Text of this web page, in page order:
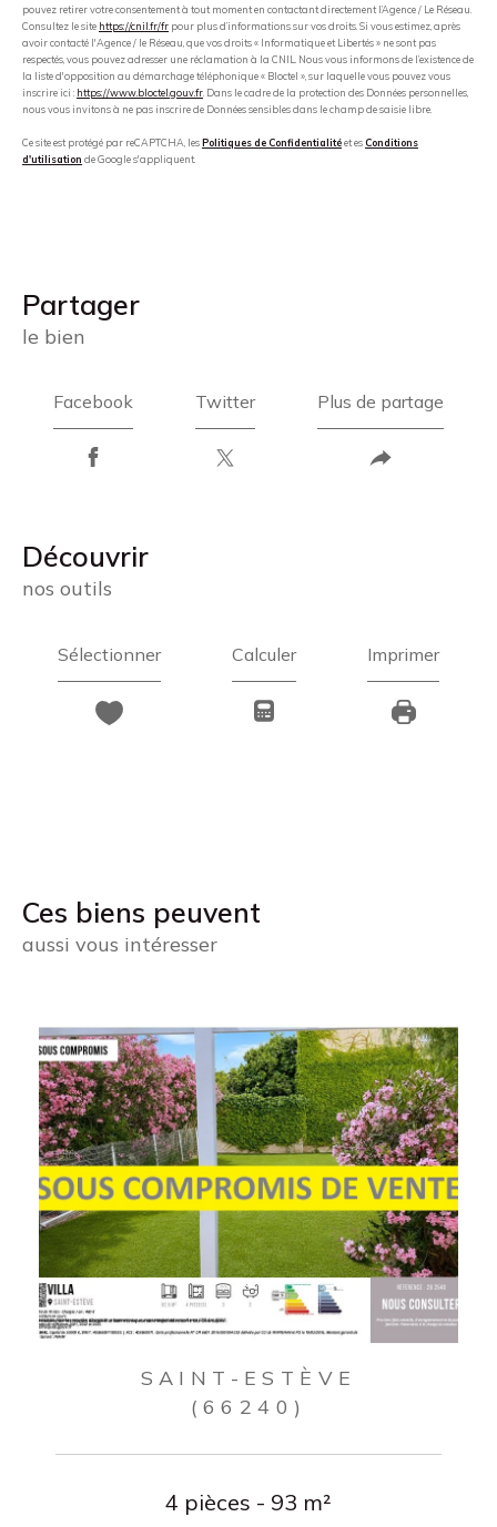
pouvez retirer votre consentement à tout moment en contactant directement l’Agence / Le Réseau.
Consultez le site https://cnil.fr/fr pour plus d’informations sur vos droits. Si vous estimez, après
avoir contacté l'Agence / le Réseau, que vos droits « Informatique et Libertés » ne sont pas
respectés, vous pouvez adresser une réclamation à la CNIL. Nous vous informons de l’existence de
la liste d'opposition au démarchage téléphonique « Bloctel », sur laquelle vous pouvez vous
inscrire ici : https://www.bloctel.gouv.fr . Dans le cadre de la protection des Données personnelles,
nous vous invitons à ne pas inscrire de Données sensibles dans le champ de saisie libre.
Ce site est protégé par reCAPTCHA, lesPolitiques de Confidentialitéet esConditions
d'utilisation de Google s'appliquent.
partager
le bien
Facebook Twitter Plus de partage
découvrir
nos outils
Sélectionner Calculer Imprimer
Ces biens peuvent
aussi vous intéresser
SAINT-ESTÈVE
(66240)
4 pièces - 93 m²